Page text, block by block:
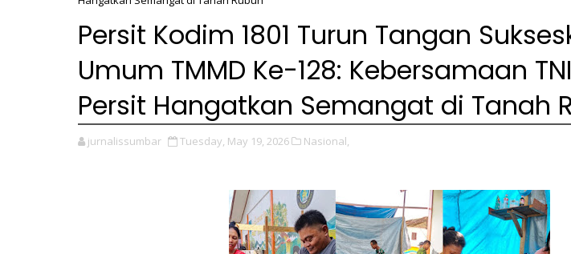
Persit Kodim 1801 Turun Tangan
Umum TMMD Ke-128: Kebersamaan
Persit Hangatkan Semangat di Tanah
jurnalissumbar Tuesday, May 19, 2026 Nasional,